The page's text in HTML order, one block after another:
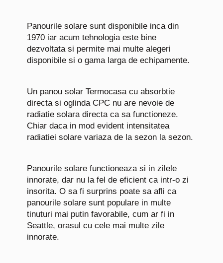
Panourile solare sunt disponibile inca din
1970 iar acum tehnologia este bine
dezvoltata si permite mai multe alegeri
disponibile si o gama larga de echipamente.
Un panou solar Termocasa cu absorbtie
directa si oglinda CPC nu are nevoie de
radiatie solara directa ca sa functioneze.
Chiar daca in mod evident intensitatea
radiatiei solare variaza de la sezon la sezon.
Panourile solare functioneaza si in zilele
innorate, dar nu la fel de eficient ca intr-o zi
insorita. O sa fi surprins poate sa afli ca
panourile solare sunt populare in multe
tinuturi mai putin favorabile, cum ar fi in
Seattle, orasul cu cele mai multe zile
innorate.